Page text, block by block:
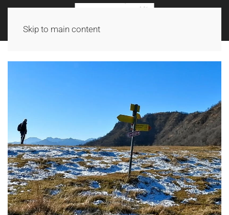
Skip to main content